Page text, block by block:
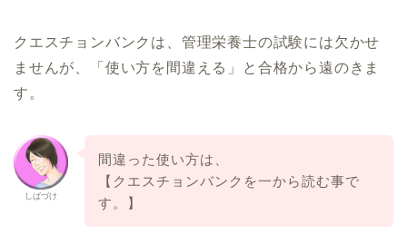
クエスチョンバンクは、 管理栄養士の試験には欠かせ
ませんが、「使い方を間違える」と合格から遠のきま
す。
しばづけ
間違った使い方は、
【クエスチョンバンクを一から読む事で
す。】